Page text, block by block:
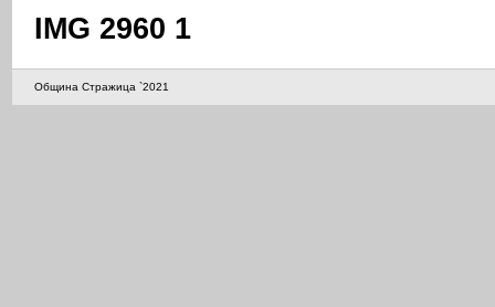
IMG 2960 1
Община Стражица `2021